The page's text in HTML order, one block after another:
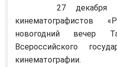
27 декабря
кинематографистов
новогодний вечер
Всероссийского
кинематографии.